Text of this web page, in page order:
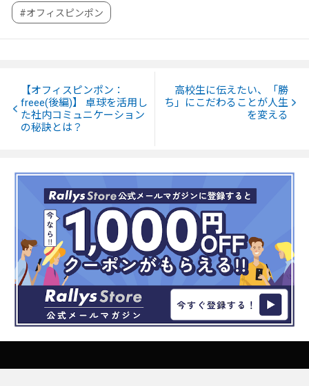
#オフィスピンポン
【オフィスピンポン：
freee(後編)】 卓球を活用し
た社内コミュニケーション
の秘訣とは？
高校生に伝えたい、「勝
ち」にこだわることが人生
を変える